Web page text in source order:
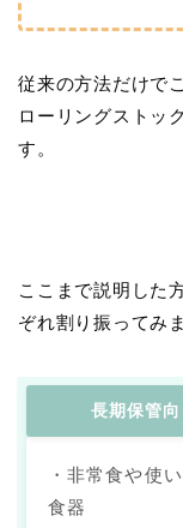
従来の方法だけで
ローリングストッ
す。
ここまで説明した
ぞれ割り振ってみ
長期保管向
・非常食や使
食器